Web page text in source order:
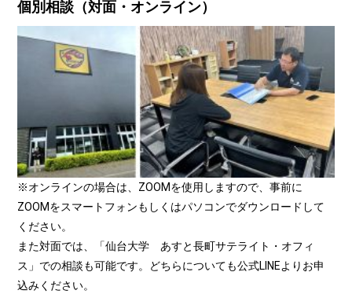
個別相談（対面・オンライン）
※オンラインの場合は、ZOOMを使用しますので、事前に
ZOOMをスマートフォンもしくはパソコンでダウンロードして
ください。
また対面では、「仙台大学 あすと長町サテライト・オフィ
ス」での相談も可能です。どちらについても公式LINEよりお申
込みください。